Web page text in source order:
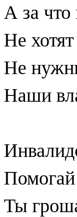
А за что
Не
Не
Наши
Ты